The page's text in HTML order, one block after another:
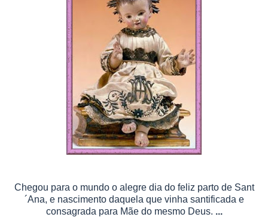
Chegou para o mundo o alegre dia do feliz parto de Sant
´Ana, e nascimento daquela que vinha santificada e
consagrada para Mãe do mesmo Deus. ...